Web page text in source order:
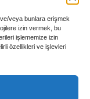
veya bunlara erişmek
izin vermek, bu
işlememize izin
özellikleri ve işlevleri